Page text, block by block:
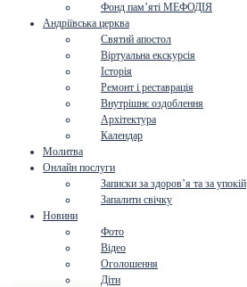
Фонд пам’яті МЕФОДІЯ
Андріївська церква
Святий апостол
Віртуальна екскурсія
Історія
Ремонт і реставрація
Внутрішнє оздоблення
Архітектура
Календар
Молитва
Онлайн послуги
Записки за здоров’я та за упокій
Запалити свічку
Новини
Фото
Відео
Оголошення
Діти